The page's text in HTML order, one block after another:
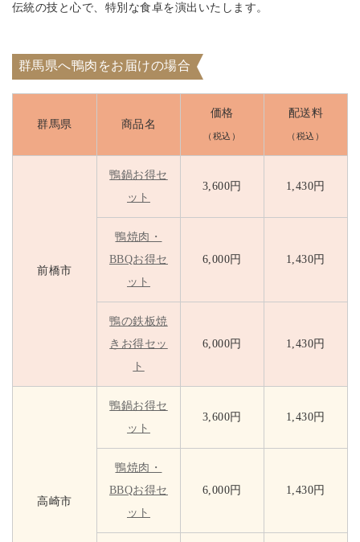
伝統の技と心で、特別な食卓を演出いたします。
群馬県へ鴨肉をお届けの場合
群馬県 商品名
価格
（税込）
配送料
（税込）
前橋市
鴨鍋お得セ
ット
3,600円 1,430円
鴨焼肉・
BBQお得セ
ット
6,000円 1,430円
鴨の鉄板焼
きお得セッ
ト
6,000円 1,430円
高崎市
鴨鍋お得セ
ット
3,600円 1,430円
鴨焼肉・
BBQお得セ
ット
6,000円 1,430円